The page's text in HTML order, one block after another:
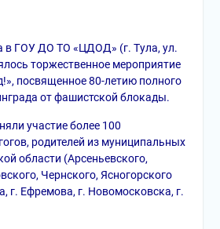
в ГОУ ДО ТО «ЦДОД» (г. Тула, ул.
торжественное мероприятие
посвященное 80-летию полного
от фашистской блокады.
участие более 100
родителей из муниципальных
области (Арсеньевского,
Чернского, Ясногорского
г. Ефремова, г. Новомосковска, г.